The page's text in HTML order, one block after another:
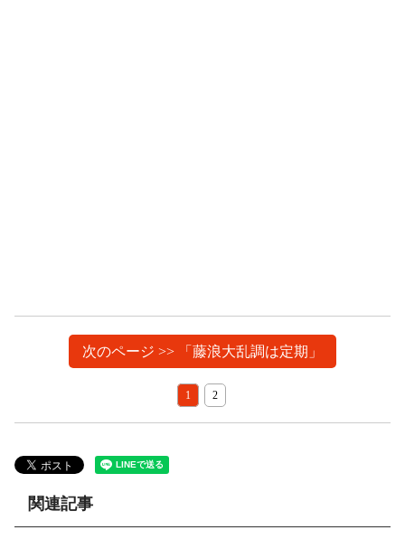
次のページ >> 「藤浪大乱調は定期」
1 2
関連記事